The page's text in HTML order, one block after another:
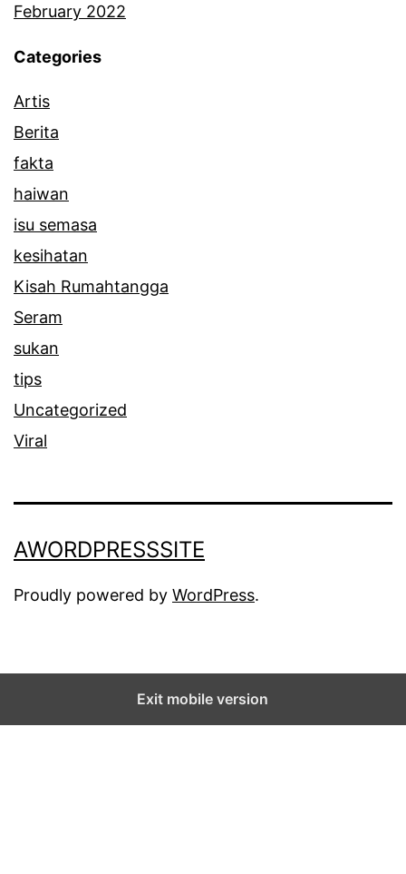
February 2022
Categories
Artis
Berita
fakta
haiwan
isu semasa
kesihatan
Kisah Rumahtangga
Seram
sukan
tips
Uncategorized
Viral
AWORDPRESSSITE
Proudly powered by WordPress.
Exit mobile version